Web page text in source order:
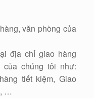
văn phòng của
địa chỉ giao hàng
chúng tôi như:
tiết kiệm, Giao
…